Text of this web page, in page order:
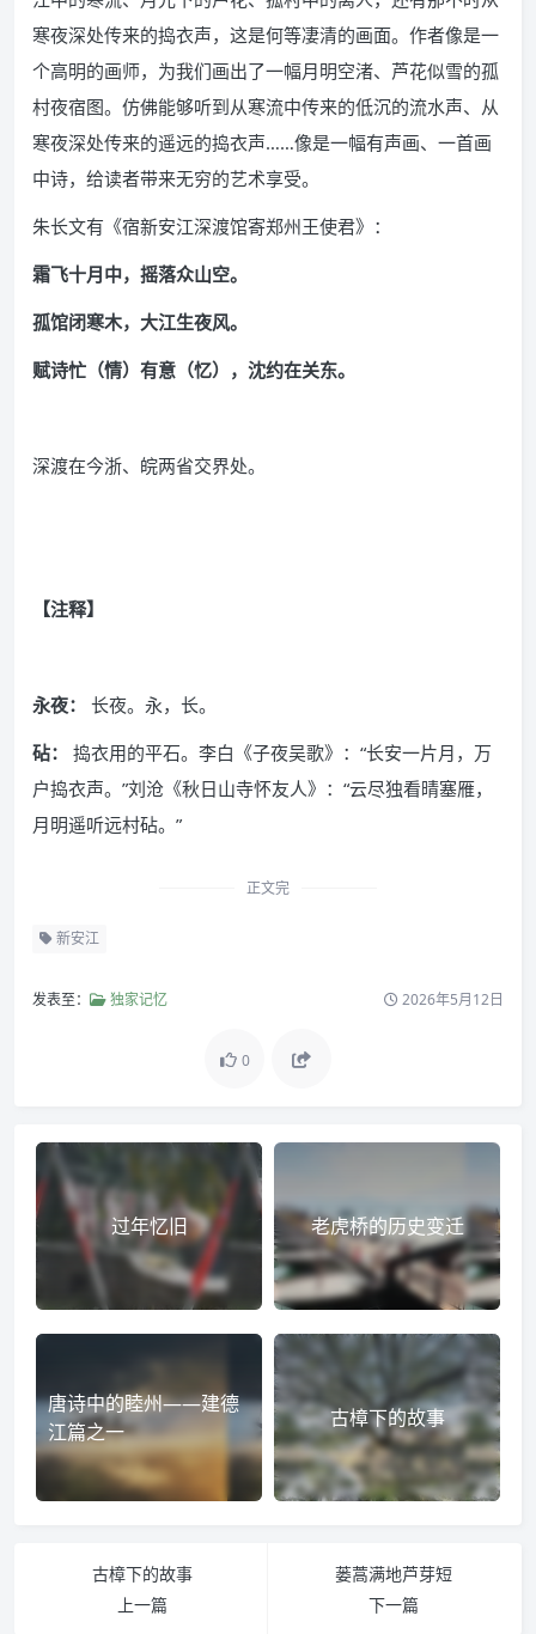
寒夜深处传来的捣衣声，这是何等凄清的画面。作者像是一
个高明的画师，为我们画出了一幅月明空渚、芦花似雪的孤
村夜宿图。仿佛能够听到从寒流中传来的低沉的流水声、从
寒夜深处传来的遥远的捣衣声……像是一幅有声画、一首画
中诗，给读者带来无穷的艺术享受。
朱长文有《宿新安江深渡馆寄郑州王使君》：
霜飞十月中，摇落众山空。
孤馆闭寒木，大江生夜风。
赋诗忙（情）有意（忆），沈约在关东。
深渡在今浙、皖两省交界处。
【注释】
永夜：
长夜。永，长。
砧：
捣衣用的平石。李白《子夜吴歌》：“长安一片月，万
户捣衣声。”刘沧《秋日山寺怀友人》：“云尽独看晴塞雁，
月明遥听远村砧。”
正文完
新安江
发表至： 独家记忆 2026年5月12日
0
过年忆旧 老虎桥的历史变迁
唐诗中的睦州——建德
江篇之一
古樟下的故事
古樟下的故事
上一篇
蒌蒿满地芦芽短
下一篇